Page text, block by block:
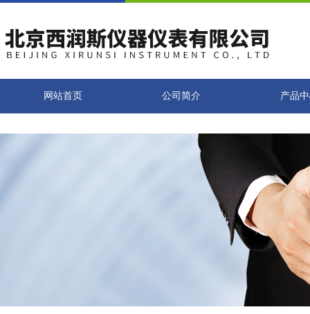
网站首页 公司简介 产品